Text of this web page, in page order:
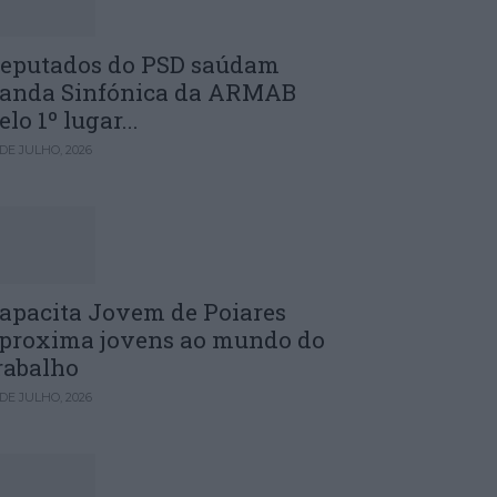
do PSD saúdam
Sinfónica da ARMAB
1º lugar...
JULHO, 2026
Jovem de Poiares
jovens ao mundo do
JULHO, 2026